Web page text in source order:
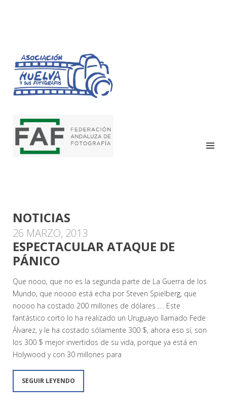
HUELVA Y SUS
FOTÓGRAFOS
NOTICIAS
26 MARZO, 2013
ESPECTACULAR ATAQUE DE
PÁNICO
Que nooo, que no es la segunda parte de La Guerra de los
Mundo, que noooo está echa por Steven Spielberg, que
noooo ha costado 200 millones de dólares …. Este
fantástico corto lo ha realizado un Uruguayo llamado Fede
Álvarez, y le ha costado sólamente 300 $, ahora eso sí, son
los 300 $ mejor invertidos de su vida, porque ya está en
Holywood y con 30 millones para
SEGUIR LEYENDO